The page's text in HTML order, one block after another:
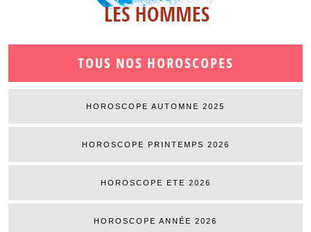
TOUS NOS HOROSCOPES
HOROSCOPE AUTOMNE 2025
HOROSCOPE PRINTEMPS 2026
HOROSCOPE ETE 2026
HOROSCOPE ANNÉE 2026